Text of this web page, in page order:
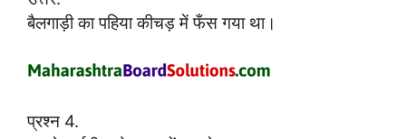
बैलगाड़ी का पहिया कीचड़ में फँस गया था।
प्रश्न 4.